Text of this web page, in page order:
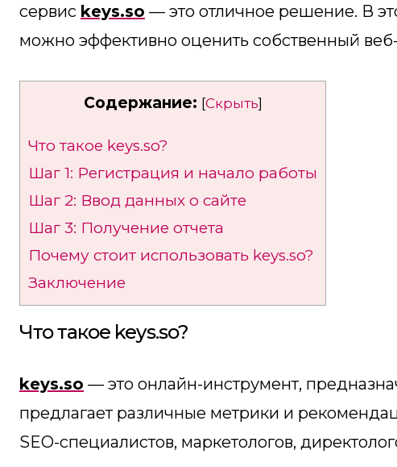
сервис keys.so — это отличное решение. В
можно эффективно оценить собственный
Содержание: [Скрыть]
Что такое keys.so?
Шаг 1: Регистрация и начало работы
Шаг 2: Ввод данных о сайте
Шаг 3: Получение отчета
Почему стоит использовать keys.so?
Заключение
Что такое keys.so?
keys.so — это онлайн-инструмент,
предлагает различные метрики и
SEO-специалистов, маркетологов,